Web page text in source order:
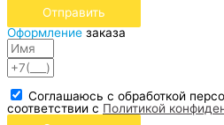
Отправить
Оформление заказа
Соглашаюсь с обработкой
соответствии с Политикой